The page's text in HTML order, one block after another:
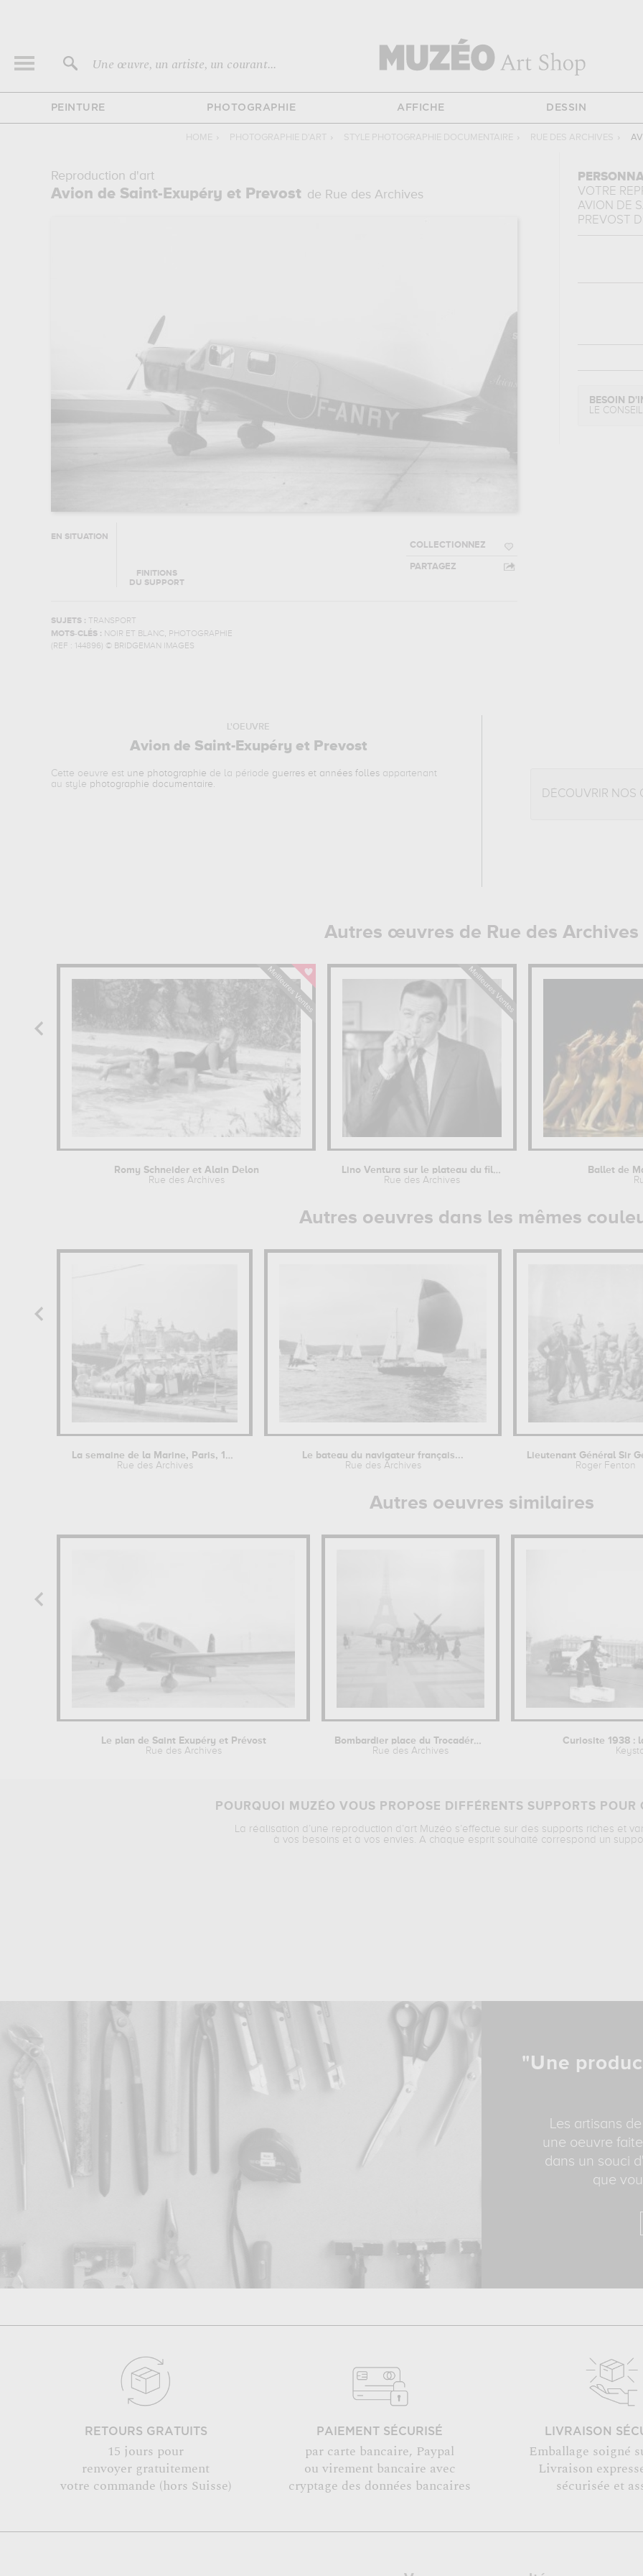
Une œuvre, un artiste, un courant...
PEINTURE PHOTOGRAPHIE AFFICHE DESSIN
HOME › PHOTOGRAPHIE D'ART › STYLE PHOTOGRAPHIE DOCUMENTAIRE › RUE DES ARCHIVES ›
Reproduction d'art
Avion de Saint-Exupéry et Prevost de Rue des Archives
EN SITUATION
FINITIONS
DU SUPPORT
COLLECTIONNEZ
PARTAGEZ
SUJETS : TRANSPORT
MOTS-CLÉS : NOIR ET BLANC , PHOTOGRAPHIE
(REF :
144896) © BRIDGEMAN IMAGES
VOTRE
AVION DE
PREVOST
BESOIN
LE
L'OEUVRE
Avion de Saint-Exupéry et Prevost
Cette oeuvre est une photographie de la période guerres et années folles appartenant
au style photographie documentaire.
DÉCOUVRIR NOS
Autres œuvres de Rue des Archives
Romy Schneider et Alain Delon
Rue des Archives
Lino Ventura sur le plateau du film...
Rue des Archives
Ballet de
Autres oeuvres dans les mêmes
La semaine de la Marine, Paris, 1950
Rue des Archives
Le bateau du navigateur français...
Rue des Archives
Roger Fenton
Autres oeuvres similaires
Le plan de Saint Exupéry et Prévost
Rue des Archives
Bombardier place du Trocadéro pour...
Rue des Archives
Curiosite 1938 :
POURQUOI MUZÉO VOUS PROPOSE DIFFÉRENTS SUPPORTS POUR
La réalisation d’une reproduction d’art Muzéo s’effectue sur des supports riches et
à vos besoins et à vos envies. A chaque esprit souhaité correspond un
"Une
Les artisans
une oeuvre
dans un souci
que
RETOURS GRATUITS
15 jours pour
renvoyer gratuitement
votre commande (hors Suisse)
PAIEMENT SÉCURISÉ
par carte bancaire, Paypal
ou virement bancaire avec
cryptage des données bancaires
LIVRAISON
Emballage soigné
Livraison
sécurisée et